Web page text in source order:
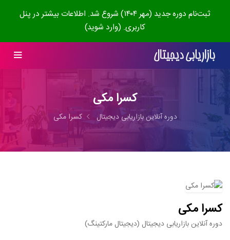
ثبت‌نام دوره جدید (مهر ۱۴۰۴) شروع شد. اطلاعات بیشتر در پنل
کاربری. (وارد شوید)
کسرا مکی
دوره آنلاین بازاریابی دیجیتال کسرا مکی
کسرا مکی
دوره آنلاین بازاریابی دیجیتال (دیجیتال مارکتینگ)